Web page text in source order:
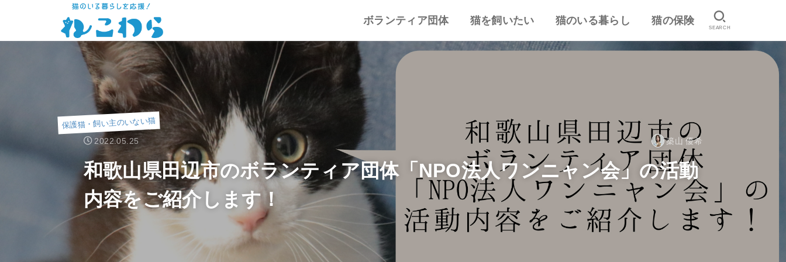
ボランティア団体
譲渡会・里親会
猫カフェ
特集記事
動物愛護・ボランティア
地域別まとめ
猫を飼いたい
猫の迎え方
猫を飼うとは
心がまえ
飼う前の確認
猫の里親
色々な猫種ランキング
猫のいる暮らし
猫のしつけ
猫とのスキンシップ
猫の食事・栄養管理
猫の気持ち
病気予防・医学
おすすめ猫用品・グッズ
猫の習性
猫の保険
ペット保険の口コミ・評判
失敗しないペット保険
SEARCH
保護猫・飼い主のいない猫
2022.05.25 築山 優希
和歌山県田辺市のボランティア団体「NPO法人ワンニャン会」の活動
内容をご紹介します！